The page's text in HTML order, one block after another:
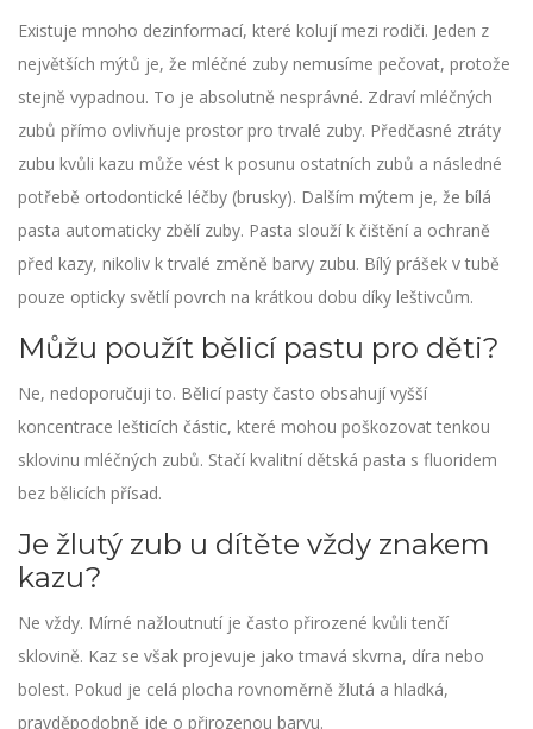
Existuje mnoho dezinformací, které kolují mezi rodiči. Jeden z
největších mýtů je, že mléčné zuby nemusíme pečovat, protože
stejně vypadnou. To je absolutně nesprávné. Zdraví mléčných
zubů přímo ovlivňuje prostor pro trvalé zuby. Předčasné ztráty
zubu kvůli kazu může vést k posunu ostatních zubů a následné
potřebě ortodontické léčby (brusky). Dalším mýtem je, že bílá
pasta automaticky zbělí zuby. Pasta slouží k čištění a ochraně
před kazy, nikoliv k trvalé změně barvy zubu. Bílý prášek v tubě
pouze opticky světlí povrch na krátkou dobu díky leštivcům.
Můžu použít bělicí pastu pro děti?
Ne, nedoporučuji to. Bělicí pasty často obsahují vyšší
koncentrace lešticích částic, které mohou poškozovat tenkou
sklovinu mléčných zubů. Stačí kvalitní dětská pasta s fluoridem
bez bělicích přísad.
Je žlutý zub u dítěte vždy znakem
kazu?
Ne vždy. Mírné nažloutnutí je často přirozené kvůli tenčí
sklovině. Kaz se však projevuje jako tmavá skvrna, díra nebo
bolest. Pokud je celá plocha rovnoměrně žlutá a hladká,
pravděpodobně jde o přirozenou barvu.